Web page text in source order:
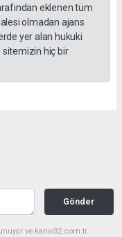
eklenen tüm
olmadan ajans
yer alan hukuki
hiç bir
Gönder
ve kanal32.com.tr